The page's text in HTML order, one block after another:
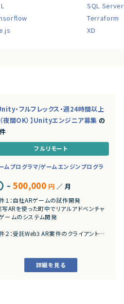
SQL Server
Terraform
XD
・フルフレックス・週24時間以上
夜間OK）】Unityエンジニア募集 の
フルリモート
ムプログラマ/ゲームエンジンプログラ
~ 500,000 円 ／ 月
１：自社ARゲームの試作開発
写ARを使った町中でリアルアドベンチャ
ームのシステム開発
２：受託Web3 AR案件のクライアント開
詳細を見る